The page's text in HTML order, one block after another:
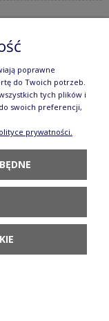
O
lub
poprawne
do Twoich potrzeb.
tych plików i
swoich preferencji,
prywatności.